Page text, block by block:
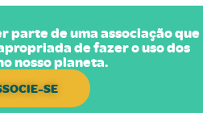
parte de uma associação que
de fazer o uso dos
nosso planeta.
SE